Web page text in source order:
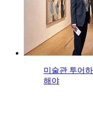
미술관 투어
해야